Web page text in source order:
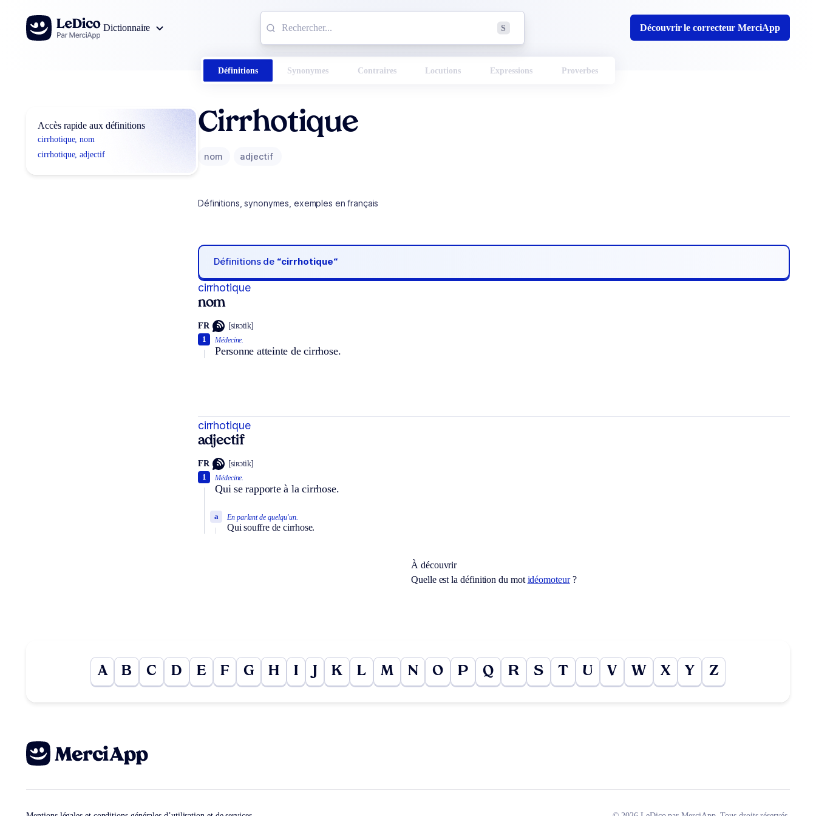
Aller au contenu
Dictionnaire
S Découvrir le correcteur MerciApp
Définitions Synonymes Contraires Locutions Expressions Proverbes
Accès rapide aux définitions
cirrhotique, nom
cirrhotique, adjectif
Cirrhotique
nom adjectif
Définitions, synonymes, exemples en français
Définitions de “cirrhotique“
cirrhotique
nom
FR [siʀɔtik]
Médecine.
Personne atteinte de cirrhose.
1
cirrhotique
adjectif
FR [siʀɔtik]
Médecine.
Qui se rapporte à la cirrhose.
1
En parlant de quelqu’un.
Qui souffre de cirrhose.
a
À découvrir
Quelle est la définition du mot idéomoteur?
A B C D E F G H I K L M N O P Q R S T U V W X Y Z